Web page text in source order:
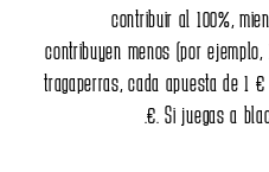
contribuir al
contribuyen menos
tragaperras, cada
€. Si